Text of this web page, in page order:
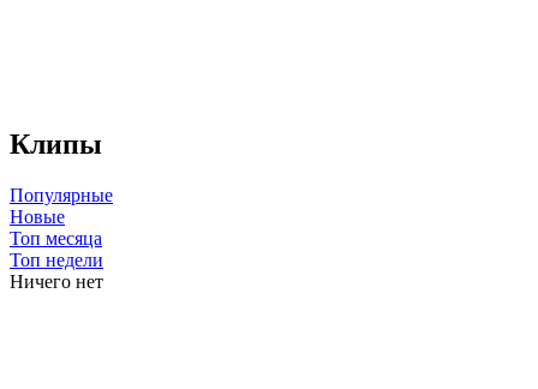
Клипы
Популярные
Новые
Топ месяца
Топ недели
Ничего нет